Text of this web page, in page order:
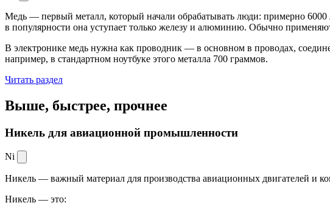
Медь — первый металл, который начали обрабатывать люди: примерно 6000
в популярности она уступает только железу и алюминию. Обычно
В электронике медь нужна как проводник — в основном в проводах,
например, в стандартном ноутбуке этого металла 700 граммов.
Читать раздел
Выше, быстрее, прочнее
Никель для авиационной промышленности
Ni
Никель — важный материал для производства авиационных двигателей и
Никель — это: